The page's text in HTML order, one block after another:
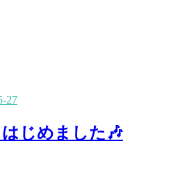
27
じめました🎶